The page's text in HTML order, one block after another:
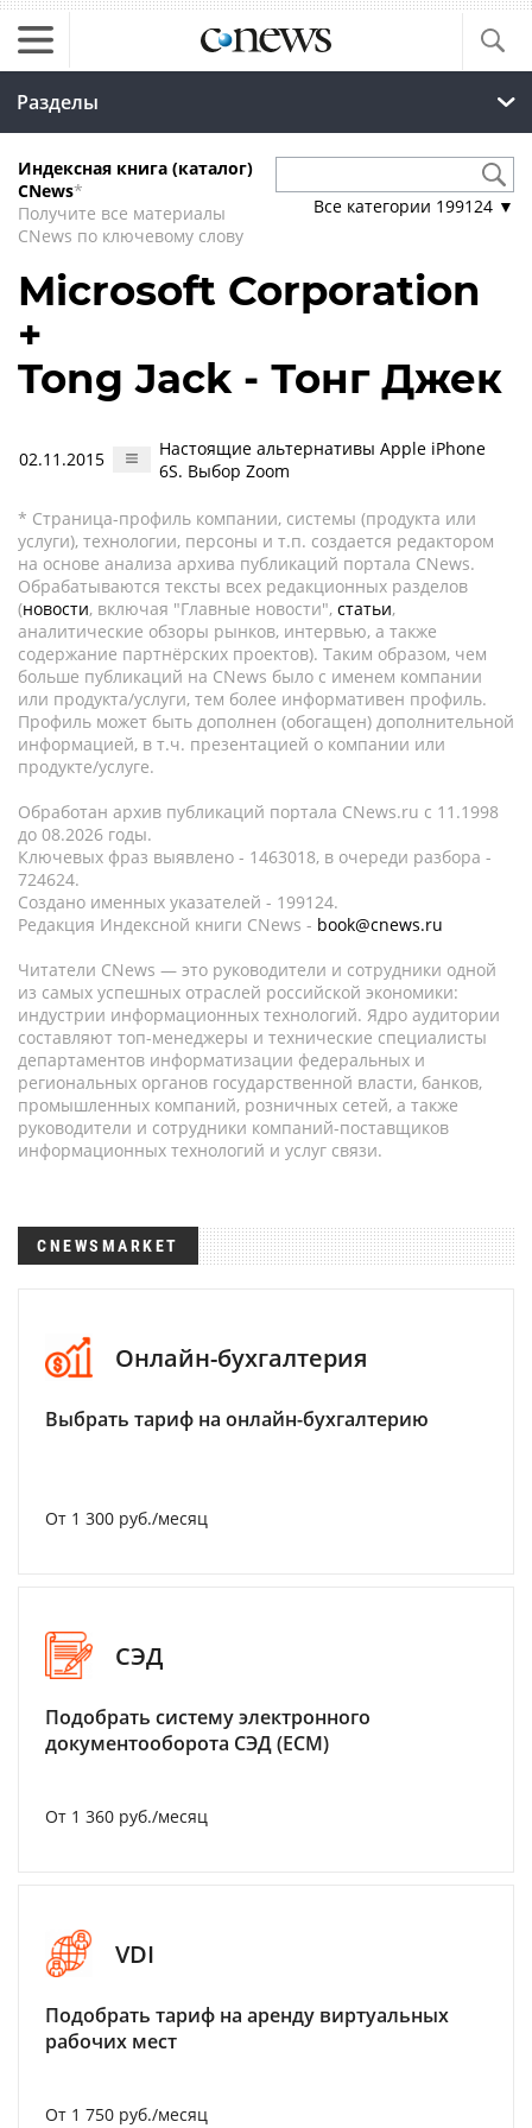
Разделы
Индексная книга (каталог)
CNews*
Получите все материалы
CNews по ключевому слову
Все категории 199124 ▼
Microsoft Corporation
+
Tong Jack - Тонг Джек
02.11.2015
Настоящие альтернативы Apple iPhone
6S. Выбор Zoom
* Страница-профиль компании, системы (продукта или
услуги), технологии, персоны и т.п. создается редактором
на основе анализа архива публикаций портала CNews.
Обрабатываются тексты всех редакционных разделов
(новости, включая "Главные новости", статьи,
аналитические обзоры рынков, интервью, а также
содержание партнёрских проектов). Таким образом, чем
больше публикаций на CNews было с именем компании
или продукта/услуги, тем более информативен профиль.
Профиль может быть дополнен (обогащен) дополнительной
информацией, в т.ч. презентацией о компании или
продукте/услуге.
Обработан архив публикаций портала CNews.ru c 11.1998
до 08.2026 годы.
Ключевых фраз выявлено - 1463018, в очереди разбора -
724624.
Создано именных указателей - 199124.
Редакция Индексной книги CNews - book@cnews.ru
Читатели CNews — это руководители и сотрудники одной
из самых успешных отраслей российской экономики:
индустрии информационных технологий. Ядро аудитории
составляют топ-менеджеры и технические специалисты
департаментов информатизации федеральных и
региональных органов государственной власти, банков,
промышленных компаний, розничных сетей, а также
руководители и сотрудники компаний-поставщиков
информационных технологий и услуг связи.
CNEWSMARKET
Онлайн-бухгалтерия
Выбрать тариф на онлайн-бухгалтерию
От 1 300 руб./месяц
СЭД
Подобрать систему электронного
документооборота СЭД (ECM)
От 1 360 руб./месяц
VDI
Подобрать тариф на аренду виртуальных
рабочих мест
От 1 750 руб./месяц